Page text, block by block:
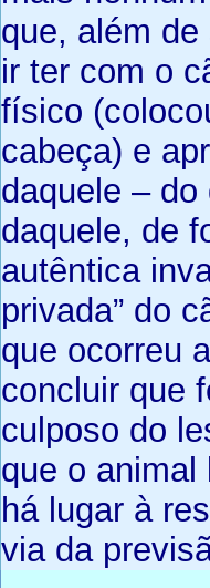
que, além
ir ter com o
físico
cabeça) e
daquele –
daquele, de
autêntica
privada” do
que ocorreu
concluir que
culposo do
que o
há lugar à
via da